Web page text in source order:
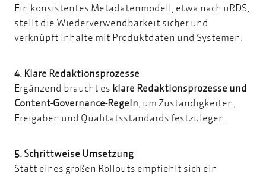
Ein konsistentes Metadatenmodell, etwa nach iiRDS,
stellt die Wiederverwendbarkeit sicher und
verknüpft Inhalte mit Produktdaten und Systemen.
4. Klare Redaktionsprozesse
Ergänzend braucht es klare Redaktionsprozesse und
Content-Governance-Regeln , um Zuständigkeiten,
Freigaben und Qualitätsstandards festzulegen.
5. Schrittweise Umsetzung
Statt eines großen Rollouts empfiehlt sich ein